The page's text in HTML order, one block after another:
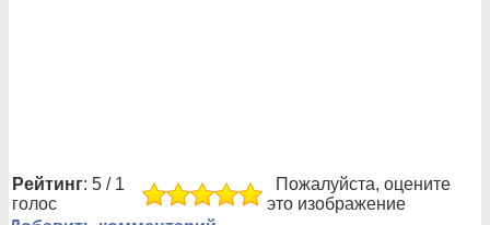
Рейтинг: 5 / 1
голос
Пожалуйста, оцените
это изображение